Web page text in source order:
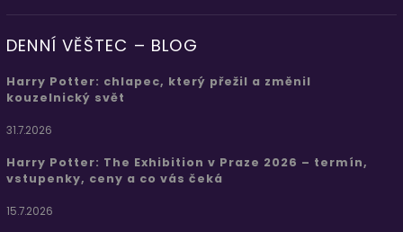
DENNÍ VĚŠTEC – BLOG
Harry Potter: chlapec, který přežil a změnil
kouzelnický svět
31.7.2026
Harry Potter: The Exhibition v Praze 2026 – termín,
vstupenky, ceny a co vás čeká
15.7.2026